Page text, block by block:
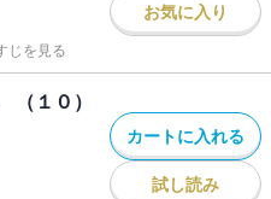
お気に入り
じを見る
（１０）
カートに入れる
試し読み